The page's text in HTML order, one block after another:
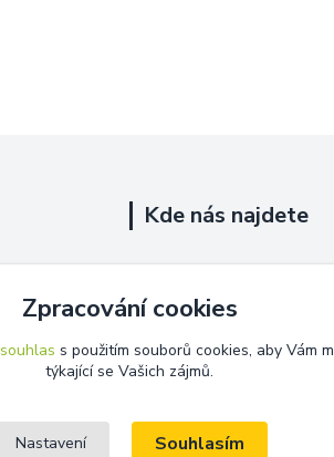
Kde nás najdete
Říčany, 251 01
Na této adrese není prodejna.
Zpracování cookies
souhlas s použitím souborů cookies, aby Vám
týkající se Vašich zájmů.
Nastavení Souhlasím